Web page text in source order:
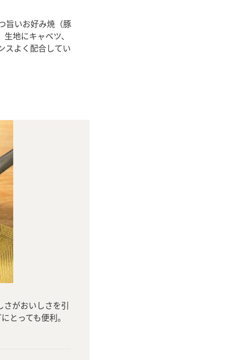
旨いお好み焼（豚
地にキャベツ、
スよく配合してい
がおいしさを引
とっても便利。